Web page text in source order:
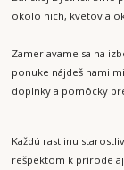
okolo nich, kvetov a
Zameriavame sa na
ponuke nájdeš nami
doplnky a pomôcky
Každú rastlinu
rešpektom k prírode